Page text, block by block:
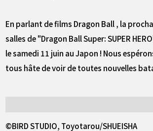
En parlant de films Dragon Ball , la
salles de "Dragon Ball Super: SUPER
le samedi 11 juin au Japon ! Nous
tous hâte de voir de toutes nouvelles
©BIRD STUDIO, Toyotarou/SHUEISHA